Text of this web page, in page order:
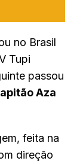
no Brasil
Tupi
passou
Aza
feita na
direção